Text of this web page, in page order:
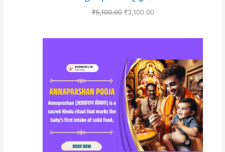
₹5,100.00 ₹3,100.00